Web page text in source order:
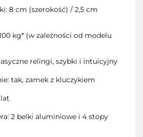
8 cm (szerokość) / 2,5 cm
kg* (w zależności od modelu
relingi, szybki i intuicyjny
tak, zamek z kluczykiem
2 belki aluminiowe i 4 stopy